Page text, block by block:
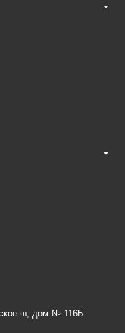
ш, дом № 116Б